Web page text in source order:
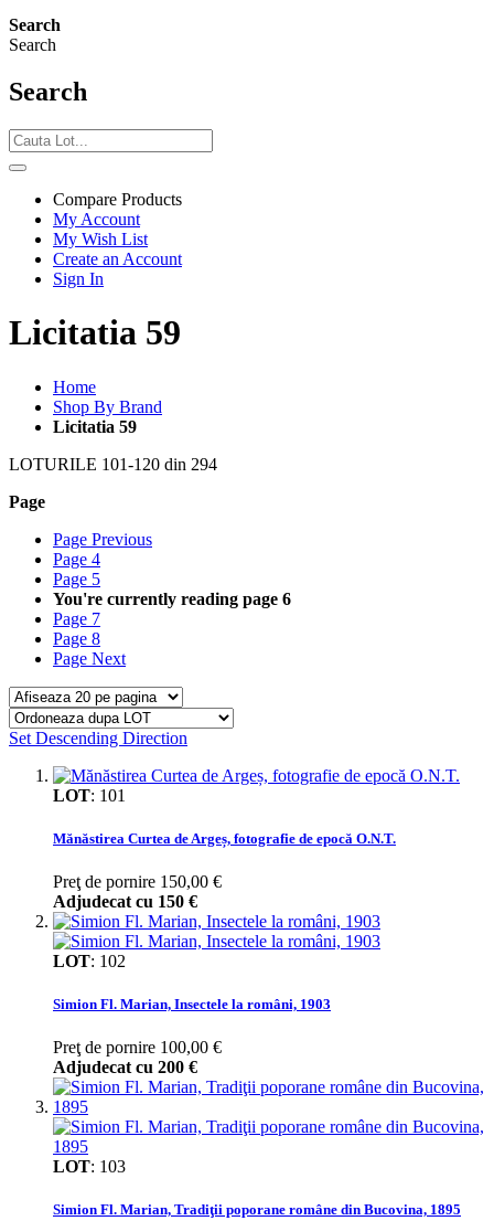
Search
Search
Search
Compare Products
My Account
My Wish List
Create an Account
Sign In
Licitatia 59
Home
Shop By Brand
Licitatia 59
LOTURILE 101-120 din 294
Page
Page Previous
Page 4
Page 5
You're currently reading page 6
Page 7
Page 8
Page Next
Set Descending Direction
LOT: 101
Mănăstirea Curtea de Argeș, fotografie de epocă O.N.T.
Preţ de pornire 150,00 €
Adjudecat cu 150 €
LOT: 102
Simion Fl. Marian, Insectele la români, 1903
Preţ de pornire 100,00 €
Adjudecat cu 200 €
LOT: 103
Simion Fl. Marian, Tradiţii poporane române din Bucovina, 1895